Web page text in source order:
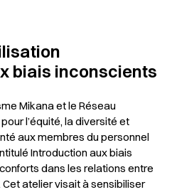
biais inconscients
Mikana et le Réseau
l’équité, la diversité et
aux membres du personnel
Introduction aux biais
dans les relations entre
Cet atelier visait à sensibiliser